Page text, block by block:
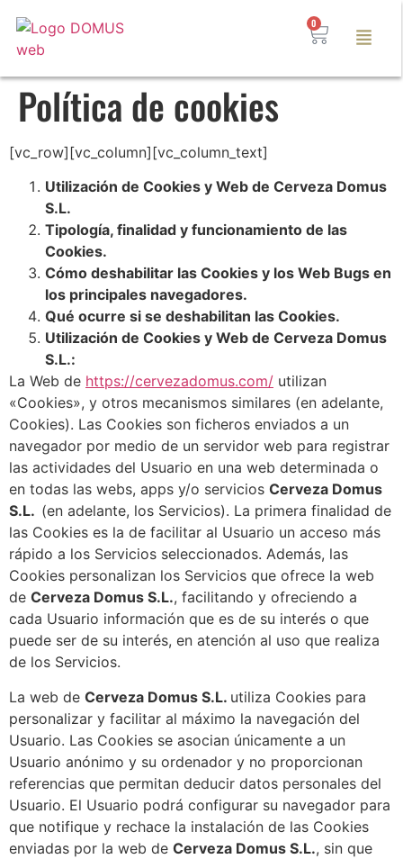
0
Política de cookies
[vc_row][vc_column][vc_column_text]
Utilización de Cookies y Web de Cerveza Domus
S.L.
Tipología, finalidad y funcionamiento de las
Cookies.
Cómo deshabilitar las Cookies y los Web Bugs en
los principales navegadores.
Qué ocurre si se deshabilitan las Cookies.
Utilización de Cookies y Web de Cerveza Domus
S.L.:
La Web de https://cervezadomus.com/ utilizan
«Cookies», y otros mecanismos similares (en adelante,
Cookies). Las Cookies son ficheros enviados a un
navegador por medio de un servidor web para registrar
las actividades del Usuario en una web determinada o
en todas las webs, apps y/o servicios Cerveza Domus
S.L. (en adelante, los Servicios). La primera finalidad de
las Cookies es la de facilitar al Usuario un acceso más
rápido a los Servicios seleccionados. Además, las
Cookies personalizan los Servicios que ofrece la web
de Cerveza Domus S.L., facilitando y ofreciendo a
cada Usuario información que es de su interés o que
puede ser de su interés, en atención al uso que realiza
de los Servicios.
La web de Cerveza Domus S.L. utiliza Cookies para
personalizar y facilitar al máximo la navegación del
Usuario. Las Cookies se asocian únicamente a un
Usuario anónimo y su ordenador y no proporcionan
referencias que permitan deducir datos personales del
Usuario. El Usuario podrá configurar su navegador para
que notifique y rechace la instalación de las Cookies
enviadas por la web de Cerveza Domus S.L., sin que